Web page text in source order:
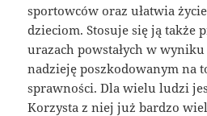
sportowców oraz ułatwia
dzieciom. Stosuje się ją także
urazach powstałych w
nadzieję poszkodowanym na
sprawności. Dla wielu ludzi
Korzysta z niej już bardzo